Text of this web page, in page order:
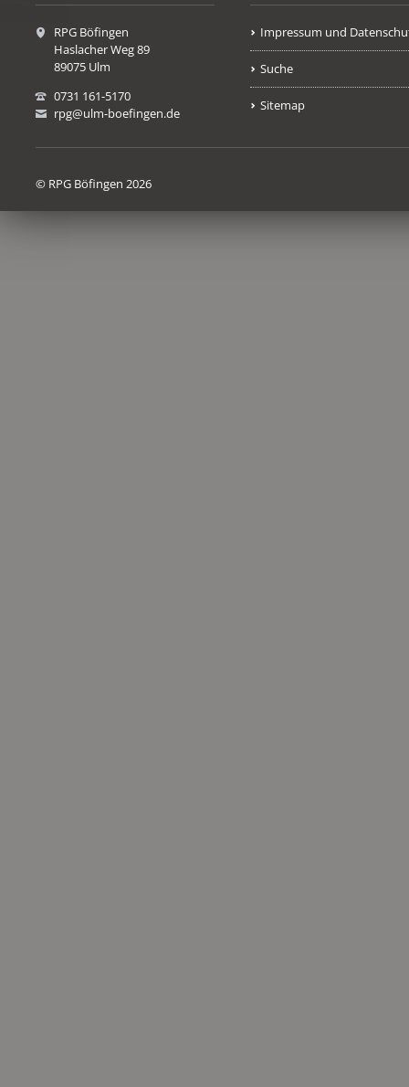
RPG Böfingen
Haslacher Weg 89
89075 Ulm
0731 161-5170
rpg@ulm-boefingen.de
Impressum und
Suche
Sitemap
© RPG Böfingen 2026